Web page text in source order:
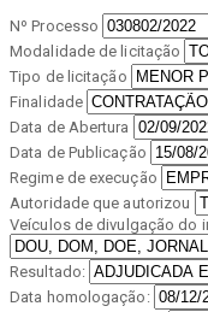
Nº Processo
Modalidade de licitação
Tipo de licitação
Finalidade
Data de Abertura
Data de Publicação
Regime de execução
Autoridade que autorizou
Veículos de divulgação do
Resultado:
Data homologação: